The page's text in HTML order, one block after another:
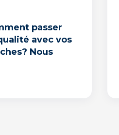
passer
avec vos
Nous